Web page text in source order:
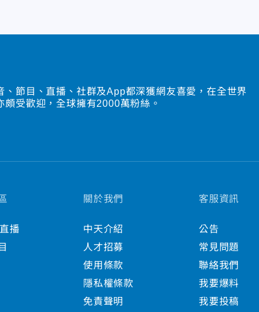
、節目、直播、社群及App都深獲網友喜愛，在全世界
頗受歡迎，全球擁有2000萬粉絲。
播
關於我們
中天介紹
人才招募
使用條款
隱私權條款
免責聲明
客服資訊
公告
常見問題
聯絡我們
我要爆料
我要投稿